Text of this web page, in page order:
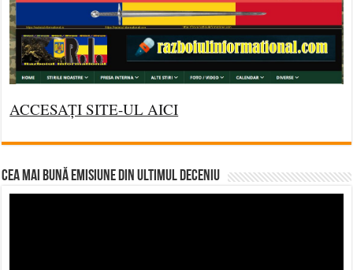
ACCESAȚI SITE-UL AICI
CEA MAI BUNĂ EMISIUNE DIN ULTIMUL DECENIU